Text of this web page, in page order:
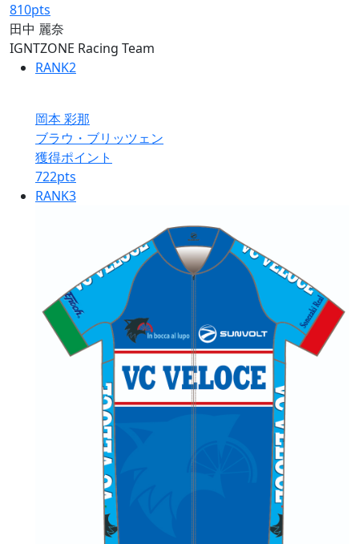
810pts
田中 麗奈
IGNTZONE Racing Team
RANK2
岡本 彩那
ブラウ・ブリッツェン
獲得ポイント
722pts
RANK3